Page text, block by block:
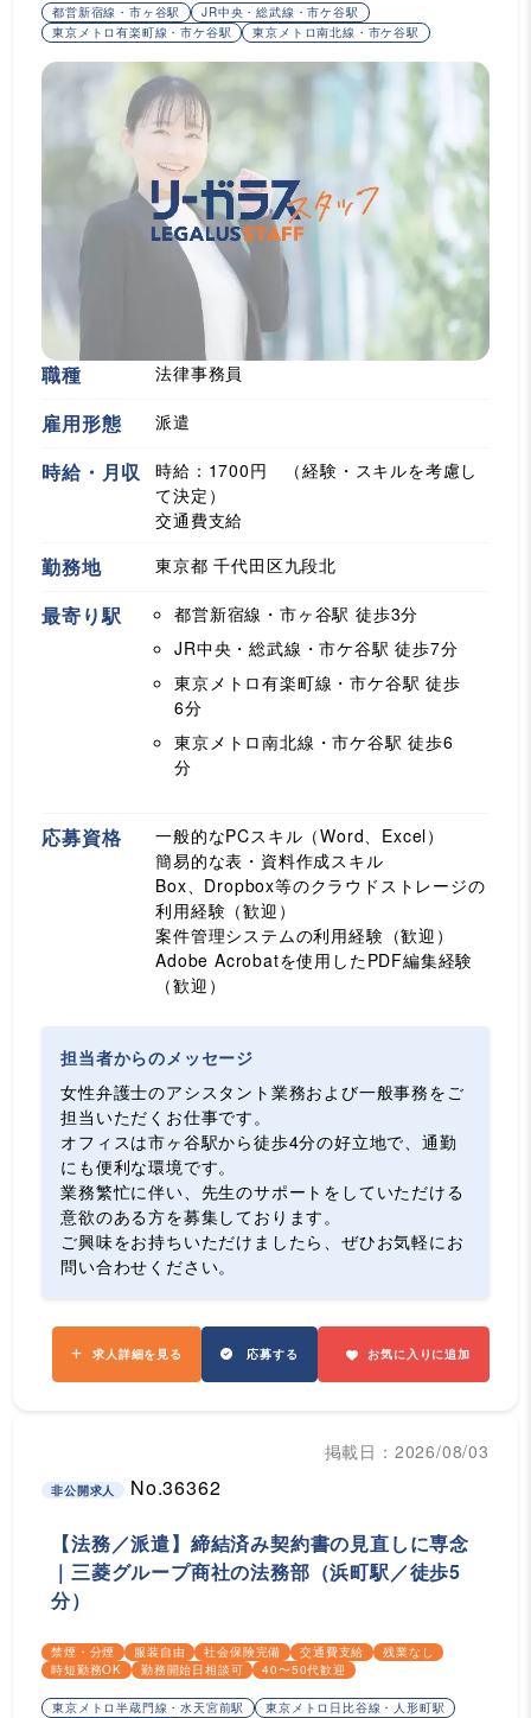
都営新宿線・市ヶ谷駅
JR中央・総武線・市ケ谷駅
東京メトロ有楽町線・市ケ谷駅
東京メトロ南北線・市ケ谷駅
職種 法律事務員
雇用形態 派遣
時給・月収
時給：1700円 （経験・スキルを考慮し
て決定）
交通費支給
勤務地 東京都 千代田区九段北
最寄り駅 都営新宿線・市ヶ谷駅 徒歩3分
JR中央・総武線・市ケ谷駅 徒歩7分
東京メトロ有楽町線・市ケ谷駅 徒歩
6分
東京メトロ南北線・市ケ谷駅 徒歩6
分
応募資格
一般的なPCスキル（Word、Excel）
簡易的な表・資料作成スキル
Box、Dropbox等のクラウドストレージの
利用経験（歓迎）
案件管理システムの利用経験（歓迎）
Adobe Acrobatを使用したPDF編集経験
（歓迎）
担当者からのメッセージ
女性弁護士のアシスタント業務および一般事務をご
担当いただくお仕事です。
オフィスは市ヶ谷駅から徒歩4分の好立地で、通勤
にも便利な環境です。
業務繁忙に伴い、先生のサポートをしていただける
意欲のある方を募集しております。
ご興味をお持ちいただけましたら、ぜひお気軽にお
問い合わせください。
求人詳細を見る 応募する お気に入りに追加
掲載日：2026/08/03
非公開求人 No.36362
【法務／派遣】締結済み契約書の見直しに専念
｜三菱グループ商社の法務部（浜町駅／徒歩5
分）
禁煙・分煙 服装自由 社会保険完備 交通費支給
残業なし
時短勤務OK
勤務開始日相談可 40〜50代歓迎
東京メトロ半蔵門線・水天宮前駅
東京メトロ日比谷線・人形町駅